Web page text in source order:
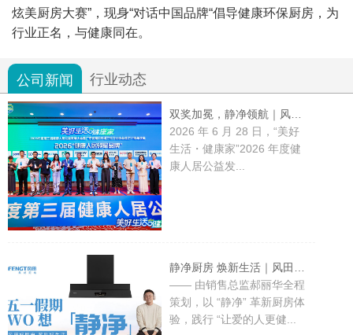
炫美厨房大赛”，现身“对话中国品牌“倡导健康环保厨房，为
行业正名，与健康同在。
公司新闻 行业动态
双奖加冕，静净领航｜风田集成厨电郝丽华出席 2026 健康人居公益发展大会，畅谈健康厨房新未来
2026 年 6 月 28 日，“美好
生活・健康家”2026 年度健
康人居公益发...
静净厨房 焕新生活｜风田 2026 五一全国大型促销活动盛大启幕
—— 由销售总监郝丽华全程
策划，以 “静净” 革新厨房体
验，践行 “让爱的人更健...